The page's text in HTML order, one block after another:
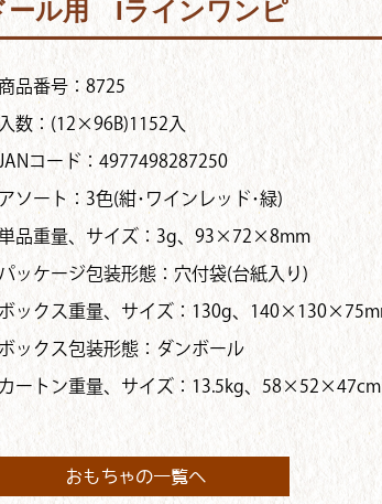
ール用 Iラインワンピ
品番号：8725
数：(12×96B)1152入
コード：4977498287250
ソート：3色(紺･ワインレッド･緑)
品重量、サイズ：3g、93×72×8mm
ッケージ包装形態：穴付袋(台紙入り)
ックス重量、サイズ：130g、
ックス包装形態：ダンボール
ートン重量、サイズ：13.5kg、58×52×47cm
おもちゃの一覧へ